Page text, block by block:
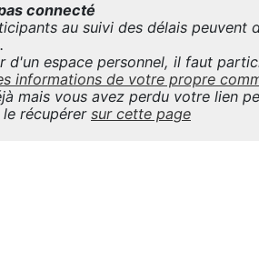
connecté
au suivi des délais peuvent
d'un espace personnel, il faut
informations de votre propre
mais vous avez perdu votre lien
récupérer sur cette page